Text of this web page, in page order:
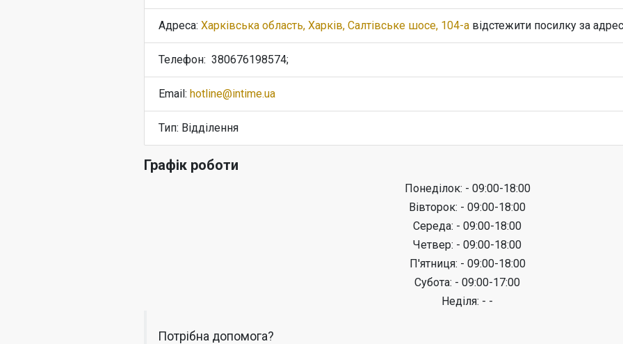
Адреса: Харківська область, Харків, Салтівське шосе, 104-а відстежити посилку за
Телефон: 380676198574;
Email: hotline@intime.ua
Тип: Відділення
Графік роботи
Понеділок: - 09:00-18:00
Вівторок: - 09:00-18:00
Середа: - 09:00-18:00
Четвер: - 09:00-18:00
П'ятниця: - 09:00-18:00
Субота: - 09:00-17:00
Неділя: - -
Потрібна допомога?